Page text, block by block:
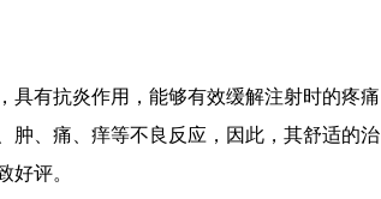
具有抗炎作用，能够有效缓解注射时的疼痛
肿、痛、痒等不良反应，因此，其舒适的治
好评。